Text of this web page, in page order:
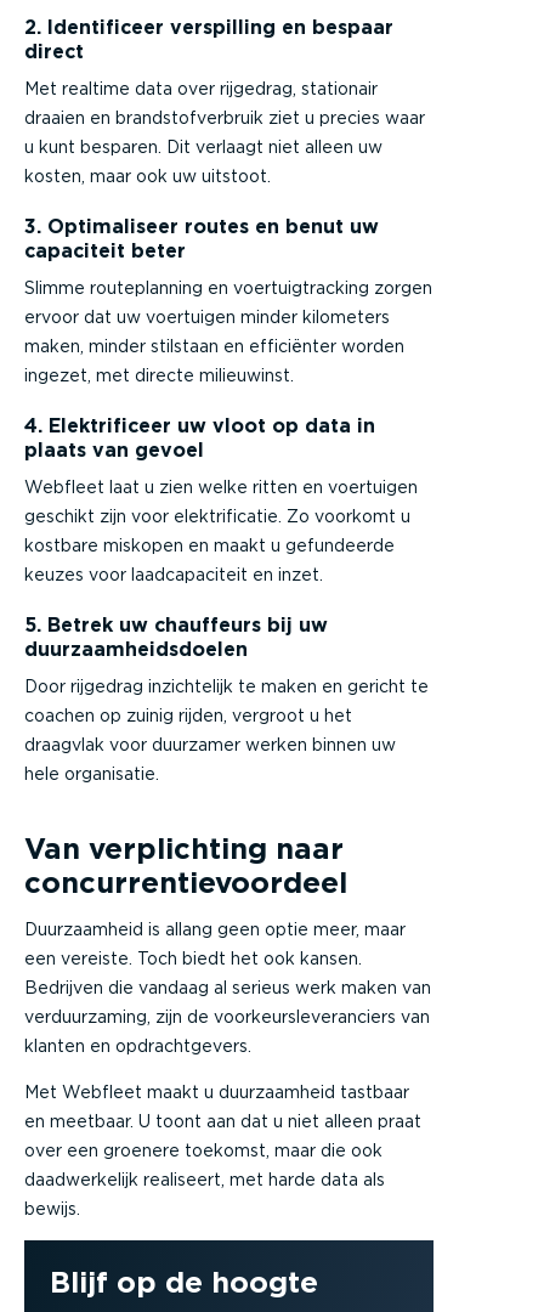
2. Identificeer verspilling en bespaar
direct
Met realtime data over rijgedrag, stationair
draaien en brandstofverbruik ziet u precies waar
u kunt besparen. Dit verlaagt niet alleen uw
kosten, maar ook uw uitstoot.
3. Optimaliseer routes en benut uw
capaciteit beter
Slimme routeplanning en voertuigtracking zorgen
ervoor dat uw voertuigen minder kilometers
maken, minder stilstaan en efficiënter worden
ingezet, met directe milieuwinst.
4. Elektrificeer uw vloot op data in
plaats van gevoel
Webfleet laat u zien welke ritten en voertuigen
geschikt zijn voor elektrificatie. Zo voorkomt u
kostbare miskopen en maakt u gefundeerde
keuzes voor laadcapaciteit en inzet.
5. Betrek uw chauffeurs bij uw
duurzaamheidsdoelen
Door rijgedrag inzichtelijk te maken en gericht te
coachen op zuinig rijden, vergroot u het
draagvlak voor duurzamer werken binnen uw
hele organisatie.
Van verplichting naar
concurrentievoordeel
Duurzaamheid is allang geen optie meer, maar
een vereiste. Toch biedt het ook kansen.
Bedrijven die vandaag al serieus werk maken van
verduurzaming, zijn de voorkeursleveranciers van
klanten en opdrachtgevers.
Met Webfleet maakt u duurzaamheid tastbaar
en meetbaar. U toont aan dat u niet alleen praat
over een groenere toekomst, maar die ook
daadwerkelijk realiseert, met harde data als
bewijs.
Blijf op de hoogte